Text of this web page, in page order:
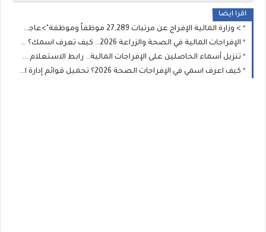
اقرا ايضا
> وزارة المالية الإفراج عن مرتبات 27,289 موظفاً وموظفة">عاجل | موعد صرف مرتبات شهر يوليو (7) عبر منظومة "راتبك لحظي" >> وزارة المالية الإفراج عن مرتبات 27,289 موظفاً وموظفة
الإفراجات المالية في الصحة والزراعة 2026.. كيف تعرف اسمك؟ دليل شامل للاستعلام عن إفراجات يوليو وخطوات متابعة الطلب
تنزيل أسماء الحاصلين على الإفراجات المالية.. رابط الاستعلام عن صرف مرتبات شهر 7 والجهات التي لديها إفراج عبر “راتبك لحظي”
كيف اعرف اسمي في الإفراجات الصحة 2026؟ تحميل قوائم إدارة الخدمات الصحية للطبية والمساعدة